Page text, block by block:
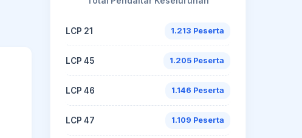
LCP 21 1.213 Peserta
LCP 45 1.205 Peserta
LCP 46 1.146 Peserta
LCP 47 1.109 Peserta